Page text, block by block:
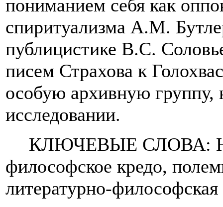
пониманием себя как
спиритуализма А.М.
публицистике В.С.
писем Страхова к
особую архивную
исследовании.
КЛЮЧЕВЫЕ СЛОВА:
философское кредо,
литературно-философская